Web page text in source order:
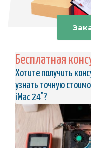
Бесплатная
Хотите получить
узнать точную
iMac 24"?